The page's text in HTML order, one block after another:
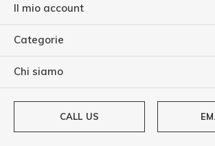
Il mio account
Categorie
Chi siamo
CALL US